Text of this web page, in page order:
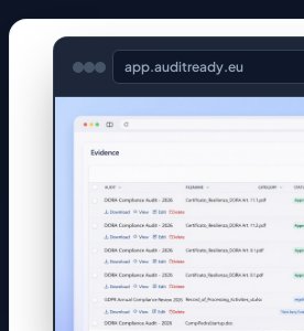
app.auditready.eu